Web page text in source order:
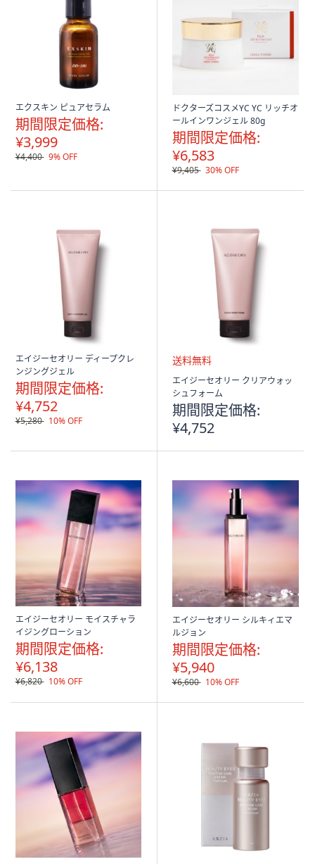
エクスキン ピュアセラム
期間限定価格:
¥3,999
¥4,400 9% OFF
ドクターズコスメYC YC リッチオ
ールインワンジェル 80g
期間限定価格:
¥6,583
¥9,405 30% OFF
エイジーセオリー ディープクレ
ンジングジェル
期間限定価格:
¥4,752
¥5,280 10% OFF
送
料
無
料
エイジーセオリー クリアウォッ
シュフォーム
期間限定価格:
¥4,752
エイジーセオリー モイスチャラ
イジングローション
期間限定価格:
¥6,138
¥6,820 10% OFF
エイジーセオリー シルキィエマ
ルジョン
期間限定価格:
¥5,940
¥6,600 10% OFF